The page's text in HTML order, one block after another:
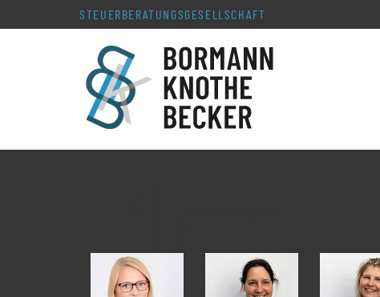
STEUERBERATUNGS­GESELLSCHAFT